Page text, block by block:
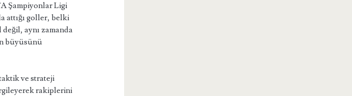
Şampiyonlar Ligi
attığı goller, belki
aynı zamanda
büyüsünü
ve strateji
rakiplerini